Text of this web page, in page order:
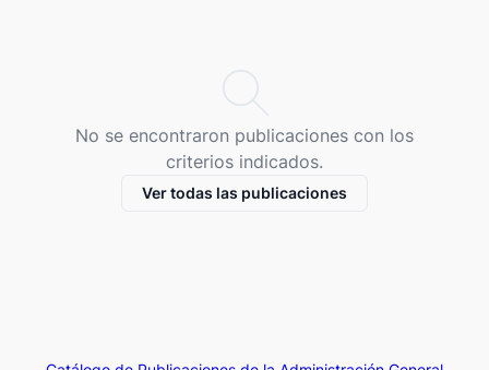
No se encontraron publicaciones con los
criterios indicados.
Ver todas las publicaciones